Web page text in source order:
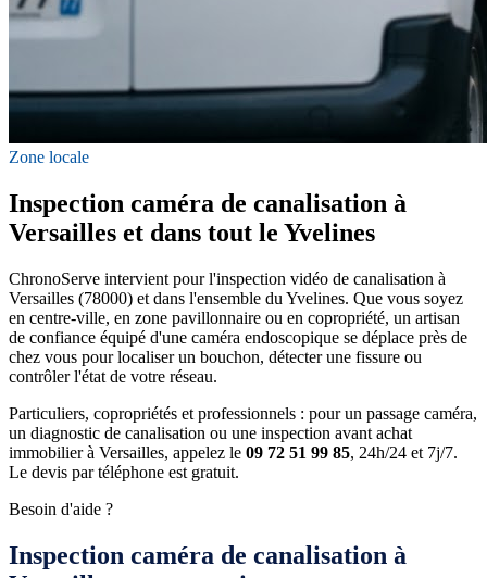
Zone locale
Inspection caméra de canalisation à
Versailles et dans tout le Yvelines
ChronoServe intervient pour l'inspection vidéo de canalisation à
Versailles (78000) et dans l'ensemble du Yvelines. Que vous soyez
en centre-ville, en zone pavillonnaire ou en copropriété, un artisan
de confiance équipé d'une caméra endoscopique se déplace près de
chez vous pour localiser un bouchon, détecter une fissure ou
contrôler l'état de votre réseau.
Particuliers, copropriétés et professionnels : pour un passage caméra,
un diagnostic de canalisation ou une inspection avant achat
immobilier à Versailles, appelez le 09 72 51 99 85, 24h/24 et 7j/7.
Le devis par téléphone est gratuit.
Besoin d'aide ?
Inspection caméra de canalisation à